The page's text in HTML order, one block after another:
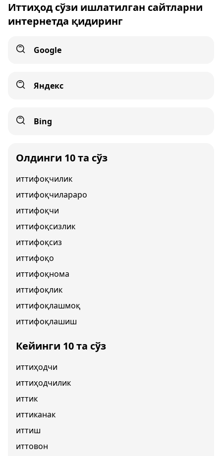
Иттиҳод сўзи ишлатилган сайтларни
интернетда қидиринг
Google
Яндекс
Bing
Олдинги 10 та сўз
иттифоқчилик
иттифоқчилараро
иттифоқчи
иттифоқсизлик
иттифоқсиз
иттифоқо
иттифоқнома
иттифоқлик
иттифоқлашмоқ
иттифоқлашиш
Кейинги 10 та сўз
иттиҳодчи
иттиҳодчилик
иттик
иттиканак
иттиш
иттовон